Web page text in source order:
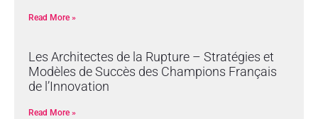
Read More »
Les Architectes de la Rupture – Stratégies et
Modèles de Succès des Champions Français
de l’Innovation
Read More »